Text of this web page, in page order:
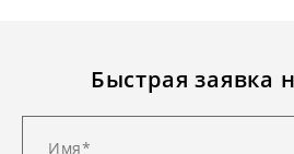
Быстрая заявка